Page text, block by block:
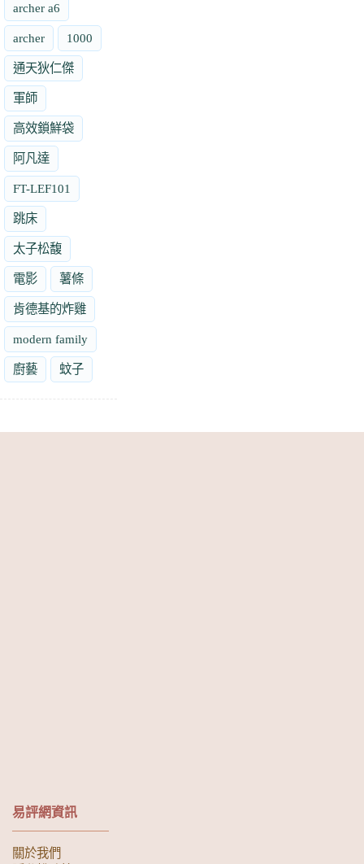
archer a6
archer 1000
通天狄仁傑
軍師
高效鎖鮮袋
阿凡達
FT-LEF101
跳床
太子松馥
電影 薯條
肯德基的炸雞
modern family
廚藝 蚊子
易評網資訊
關於我們